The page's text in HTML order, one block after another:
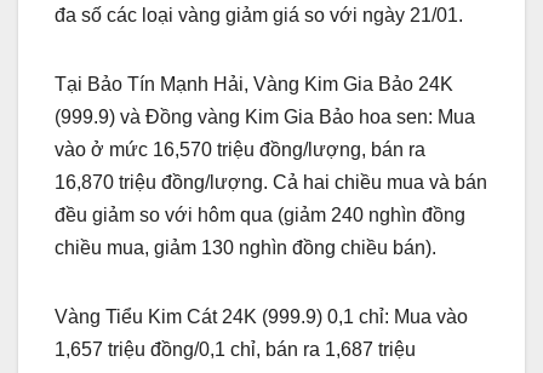
đa số các loại vàng giảm giá so với ngày 21/01.
Tại Bảo Tín Mạnh Hải, Vàng Kim Gia Bảo 24K
(999.9) và Đồng vàng Kim Gia Bảo hoa sen: Mua
vào ở mức 16,570 triệu đồng/lượng, bán ra
16,870 triệu đồng/lượng. Cả hai chiều mua và bán
đều giảm so với hôm qua (giảm 240 nghìn đồng
chiều mua, giảm 130 nghìn đồng chiều bán).
Vàng Tiểu Kim Cát 24K (999.9) 0,1 chỉ: Mua vào
1,657 triệu đồng/0,1 chỉ, bán ra 1,687 triệu